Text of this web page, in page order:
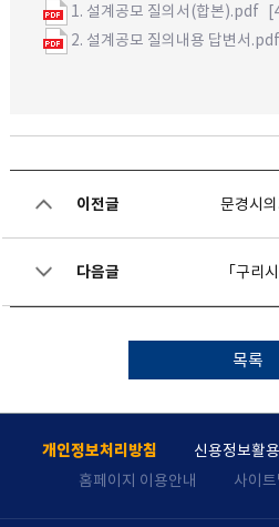
1. 설계공모 질의서(합본).pdf
2. 설계공모 질의내용 답변서.pdf
이전글
다음글
목록
개인정보처리방침 신용정보활
홈페이지 이용안내
사이트